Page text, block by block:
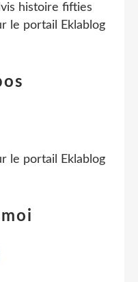
histoire fifties
le portail Eklablog
le portail Eklablog